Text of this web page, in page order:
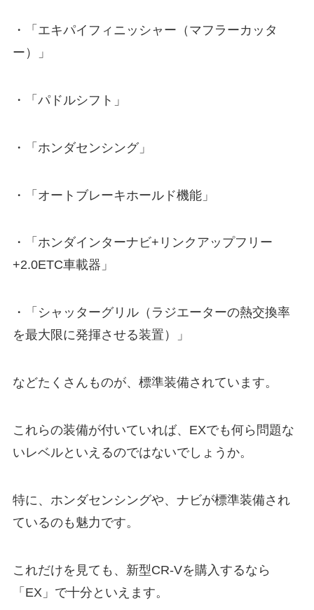
・「エキパイフィニッシャー（マフラーカッタ
ー）」
・「パドルシフト」
・「ホンダセンシング」
・「オートブレーキホールド機能」
・「ホンダインターナビ+リンクアップフリー
+2.0ETC車載器」
・「シャッターグリル（ラジエーターの熱交換率
を最大限に発揮させる装置）」
などたくさんものが、標準装備されています。
これらの装備が付いていれば、EXでも何ら問題な
いレベルといえるのではないでしょうか。
特に、ホンダセンシングや、ナビが標準装備され
ているのも魅力です。
これだけを見ても、新型CR-Vを購入するなら
「EX」で十分といえます。